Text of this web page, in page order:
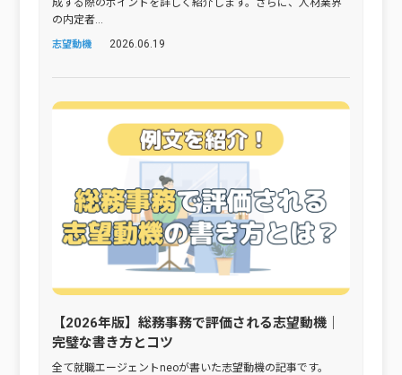
成する際のポイントを詳しく紹介します。さらに、人材業界
の内定者...
志望動機 2026.06.19
【2026年版】総務事務で評価される志望動機｜
完璧な書き方とコツ
全て就職エージェントneoが書いた志望動機の記事です。